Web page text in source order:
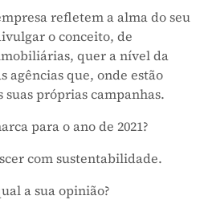
refletem a alma do seu
o conceito, de
quer a nível da
agências que, onde estão
próprias campanhas.
para o ano de 2021?
com sustentabilidade.
a sua opinião?